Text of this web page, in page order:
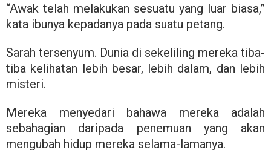
“Awak telah melakukan sesuatu yang luar biasa,”
kata ibunya kepadanya pada suatu petang.
Sarah tersenyum. Dunia di sekeliling mereka tiba-
tiba kelihatan lebih besar, lebih dalam, dan lebih
misteri.
Mereka menyedari bahawa mereka adalah
sebahagian daripada penemuan yang akan
mengubah hidup mereka selama-lamanya.